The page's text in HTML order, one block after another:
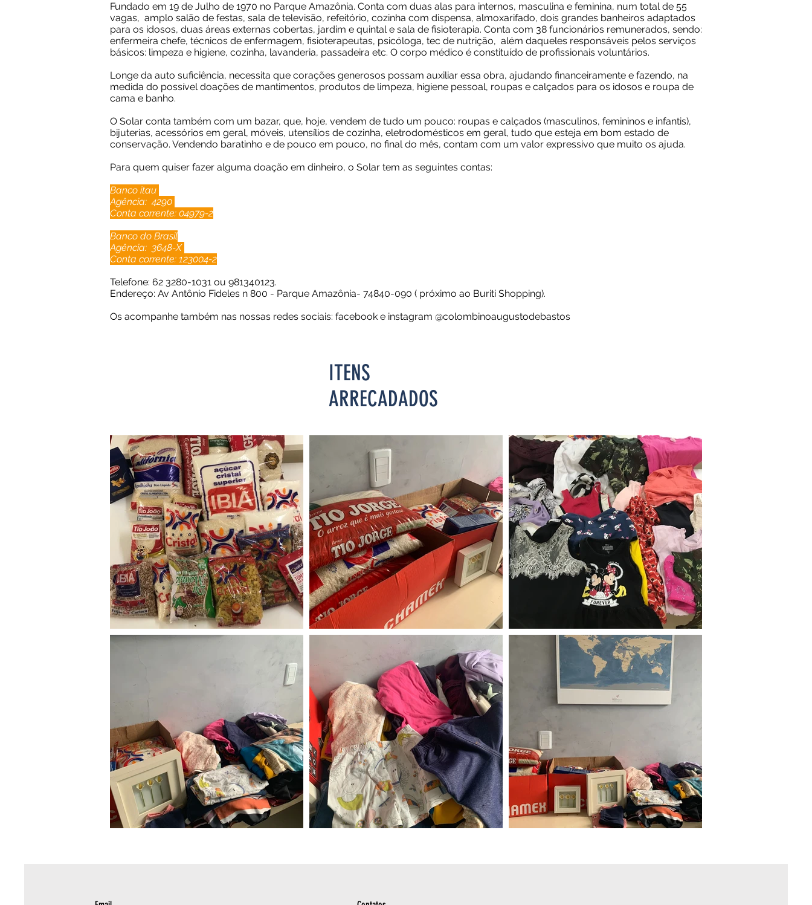
Fundado em 19 de Julho de 1970 no Parque Amazônia. Conta com duas alas para internos, masculina e feminina, num total de 55
vagas, amplo salão de festas, sala de televisão, refeitório, cozinha com dispensa, almoxarifado, dois grandes banheiros adaptados
para os idosos, duas áreas externas cobertas, jardim e quintal e sala de fisioterapia. Conta com 38 funcionários remunerados, sendo:
enfermeira chefe, técnicos de enfermagem, fisioterapeutas, psicóloga, tec de nutrição, além daqueles responsáveis pelos serviços
básicos: limpeza e higiene, cozinha, lavanderia, passadeira etc. O corpo médico é constituído de profissionais voluntários.
Longe da auto suficiência, necessita que corações generosos possam auxiliar essa obra, ajudando financeiramente e fazendo, na
medida do possível doações de mantimentos, produtos de limpeza, higiene pessoal, roupas e calçados para os idosos e roupa de
cama e banho.
O Solar conta também com um bazar, que, hoje, vendem de tudo um pouco: roupas e calçados (masculinos, femininos e infantis),
bijuterias, acessórios em geral, móveis, utensílios de cozinha, eletrodomésticos em geral, tudo que esteja em bom estado de
conservação. Vendendo baratinho e de pouco em pouco, no final do mês, contam com um valor expressivo que muito os ajuda.
Para quem quiser fazer alguma doação em dinheiro, o Solar tem as seguintes contas:
Banco itau
Agência: 4290
Conta corrente: 04979-2
Banco do Brasil
Agência: 3648-X
Conta corrente: 123004-2
Telefone: 62 3280-1031 ou 981340123.
Endereço: Av Antônio Fideles n 800 - Parque Amazônia- 74840-090 ( próximo ao Buriti Shopping).
Os acompanhe também nas nossas redes sociais: facebook e instagram @colombinoaugustodebastos
ITENS
ARRECADADOS